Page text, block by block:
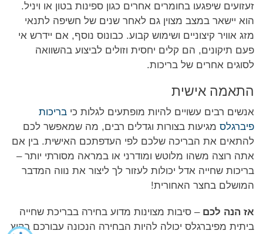
זעזועים שיפגעו בחומרים אחרים כגון ספינות בטון או ויניל.
הוא יישאר במצב מצוין גם לאחר שנים של חשיפה לתנאי
מזג אוויר קיצוניים ושימוש קבוע. כבונוס נוסף, אם יידרש אי
פעם תיקונים, הם קלים יחסית וזולים לביצוע בהשוואה
לסוגים אחרים של בריכות.
התאמה אישית
אנשים רבים עשויים להיות מופתעים לגלות כי בריכות
פיברגלס מגיעות בצורות וגדלים רבים, מה שמאפשר לכם
להתאים את הבריכה שלכם לפי העדפתכם האישית. בין אם
אתה רוצה משהו מלוטש ומודרני או במראה מסורתי יותר –
בריכות שחייה אדל יכולות לעזור לך ליצור את נווה המדבר
המושלם בחצר האחורית!
אז הנה לכם – סיבות מצוינות מדוע בחירה בבריכת שחייה
ביתית מפיברגלס יכולה להיות הבחירה הנכונה עבורכם בקיץ